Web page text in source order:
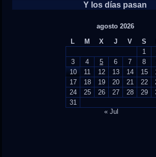
Y los días pasan
agosto 2026
L
M X J V S
1
3
4 5 6 7 8
10
11 12 13 14 15
17
18 19 20 21 22
24
25 26 27 28 29
31
« Jul